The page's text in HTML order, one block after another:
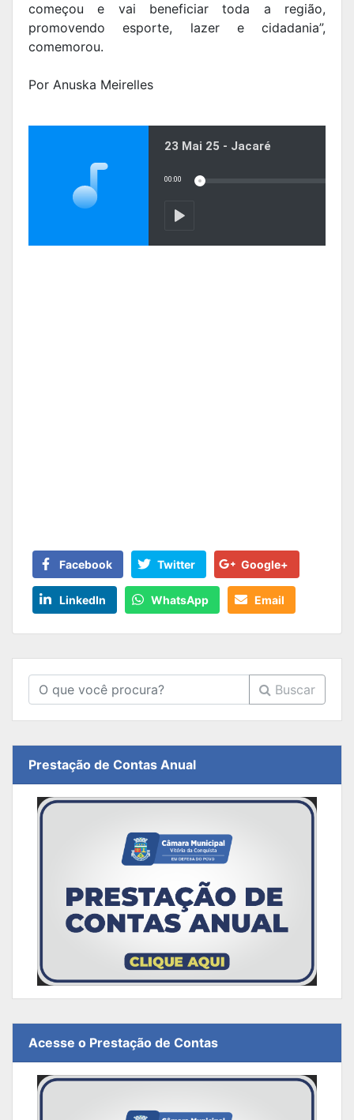
começou e vai beneficiar toda a região,
promovendo esporte, lazer e cidadania”,
comemorou.
Por Anuska Meirelles
Facebook Twitter Google+
LinkedIn WhatsApp Email
Buscar
Prestação de Contas Anual
Acesse o Prestação de Contas